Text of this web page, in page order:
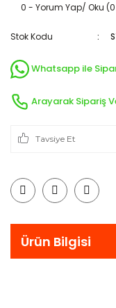
0 - Yorum Yap/ Oku
Stok Kodu
Whatsapp ile
Arayarak Sipariş
Tavsiye Et
Ürün Bilgisi